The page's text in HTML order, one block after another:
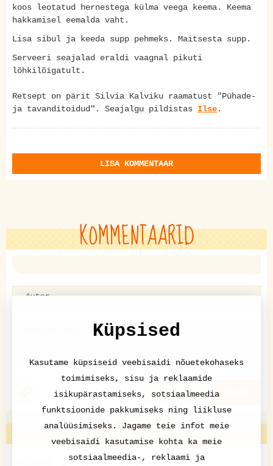
koos leotatud hernestega külma veega keema. Keema
hakkamisel eemalda vaht.
Lisa sibul ja keeda supp pehmeks. Maitsesta supp.
Serveeri seajalad eraldi vaagnal pikuti
lõhkilõigatult.
Retsept on pärit Silvia Kalviku raamatust "Pühade-
ja tavanditoidud". Seajalgu pildistas Ilse.
LISA KOMMENTAAR
KOMMENTAARID
KATKESTA
VAATA VEEL
Küpsised
Kasutame küpsiseid veebisaidi nõuetekohaseks
toimimiseks, sisu ja reklaamide
isikupärastamiseks, sotsiaalmeedia
funktsioonide pakkumiseks ning liikluse
analüüsimiseks. Jagame teie infot meie
veebisaidi kasutamise kohta ka meie
sotsiaalmeedia-, reklaami ja